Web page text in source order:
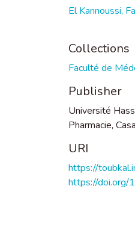
El Kannoussi,
Collections
Faculté de
Publisher
Université
Pharmacie,
URI
https://
https://